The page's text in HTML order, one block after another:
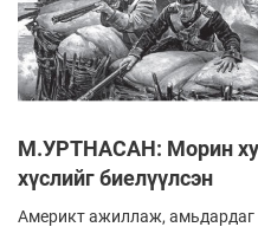
М.УРТНАСАН: Морин
хүслийг биелүүлсэн
Америкт ажиллаж, амьдардаг